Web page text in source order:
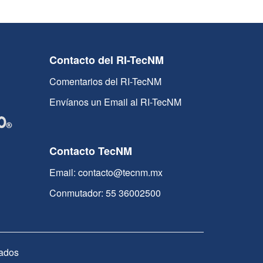
Contacto del RI-TecNM
Comentarios del RI-TecNM
Envíanos un Email al RI-TecNM
Contacto TecNM
Email: contacto@tecnm.mx
Conmutador: 55 36002500